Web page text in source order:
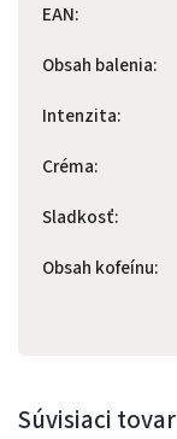
EAN:
Obsah balenia:
Intenzita:
Créma:
Sladkosť:
Obsah kofeínu:
Súvisiaci tovar